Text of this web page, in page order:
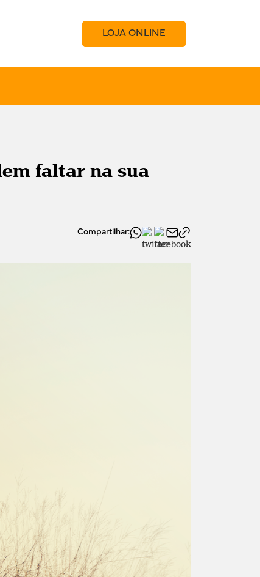
LOJA ONLINE
faltar na sua
Compartilhar: